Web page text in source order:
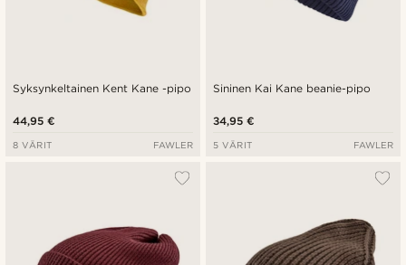
Syksynkeltainen Kent Kane -pipo
44,95 €
8 VÄRIT FAWLER
Sininen Kai Kane beanie-pipo
34,95 €
5 VÄRIT FAWLER